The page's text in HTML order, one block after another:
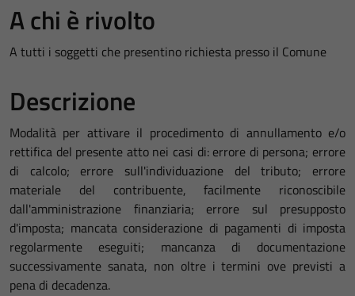
A chi è rivolto
A tutti i soggetti che presentino richiesta presso il Comune
Descrizione
Modalità per attivare il procedimento di annullamento e/o
rettifica del presente atto nei casi di: errore di persona; errore
di calcolo; errore sull'individuazione del tributo; errore
materiale del contribuente, facilmente riconoscibile
dall'amministrazione finanziaria; errore sul presupposto
d'imposta; mancata considerazione di pagamenti di imposta
regolarmente eseguiti; mancanza di documentazione
successivamente sanata, non oltre i termini ove previsti a
pena di decadenza.